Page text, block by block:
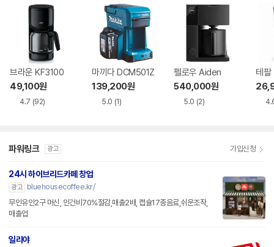
브라운 KF3100
49,100원
4.7 (92)
마끼다 DCM501Z
139,200원
5.0 (1)
펠로우 Aiden
540,000원
5.0 (2)
테팔
파워링크 광고 가입신청
24시 하이브리드카페 창업
광고
bluehousecoffee.kr/
무인유인2구 머신, 인건비70%절감,매출2배, 캡슐17종음료,쉬운조작,
매출업
일리야